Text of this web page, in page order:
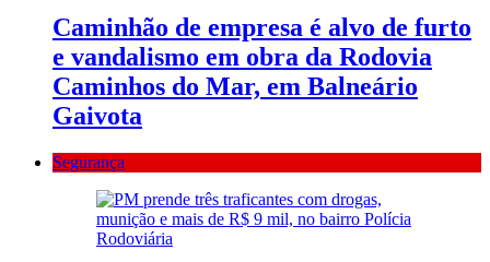
Caminhão de empresa é alvo de furto
e vandalismo em obra da Rodovia
Caminhos do Mar, em Balneário
Gaivota
Segurança